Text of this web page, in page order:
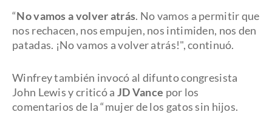
“No vamos a volver atrás. No vamos a permitir que
nos rechacen, nos empujen, nos intimiden, nos den
patadas. ¡No vamos a volver atrás!", continuó.
Winfrey también invocó al difunto congresista
John Lewis y criticó a JD Vance por los
comentarios de la “mujer de los gatos sin hijos.